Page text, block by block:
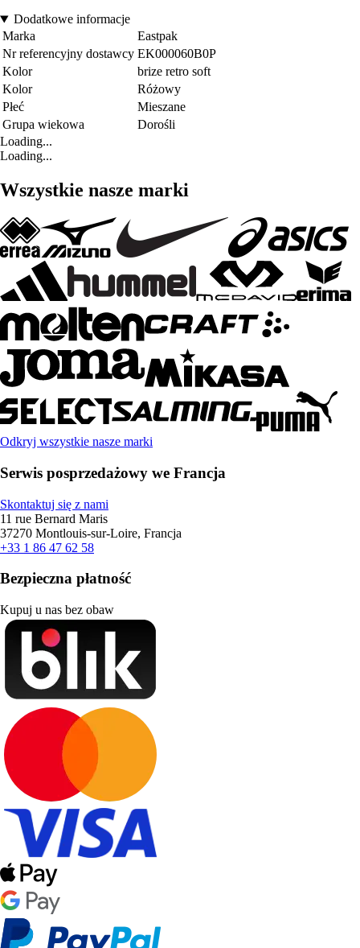
Dodatkowe informacje
Marka
Eastpak
Nr referencyjny dostawcy EK000060B0P
Kolor
brize retro soft
Kolor
Różowy
Płeć
Mieszane
Grupa wiekowa
Dorośli
Loading...
Loading...
Wszystkie nasze marki
Odkryj wszystkie nasze marki
Serwis posprzedażowy we Francja
Skontaktuj się z nami
11 rue Bernard Maris
37270 Montlouis-sur-Loire, Francja
+33 1 86 47 62 58
Bezpieczna płatność
Kupuj u nas bez obaw